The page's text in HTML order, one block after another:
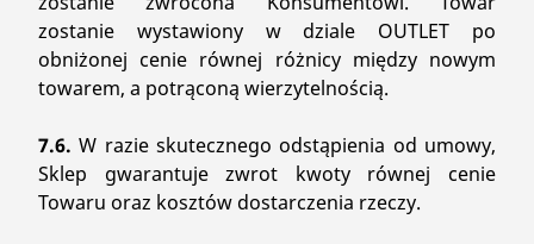
zostanie wystawiony w dziale OUTLET po
obniżonej cenie równej różnicy między nowym
towarem, a potrąconą wierzytelnością.
7.6. W razie skutecznego odstąpienia od umowy,
Sklep gwarantuje zwrot kwoty równej cenie
Towaru oraz kosztów dostarczenia rzeczy.